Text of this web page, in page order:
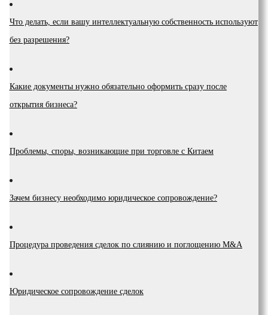
Что делать, если вашу интеллектуальную собственность используют
без разрешения?
Какие документы нужно обязательно оформить сразу после
открытия бизнеса?
Проблемы, споры, возникающие при торговле с Китаем
Зачем бизнесу необходимо юридическое сопровождение?
Процедура проведения сделок по слиянию и поглощению M&A
Юридическое сопровождение сделок